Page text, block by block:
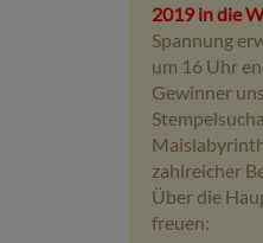
2019 in die
Spannung
um 16 Uhr
Gewinner
zahlreicher
Über die
freuen: